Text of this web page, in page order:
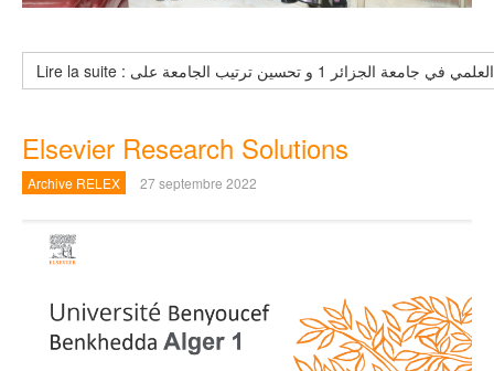
Elsevier Research Solutions
Archive RELEX 27 septembre 2022